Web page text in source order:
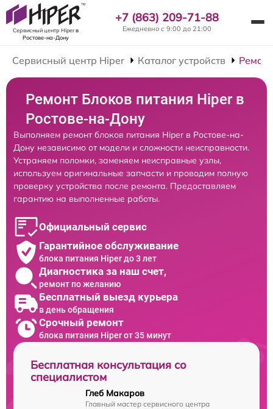
Сервисный центр Hiperв
Ростове-на-Дону
+7 (863) 209-71-88
Ежедневно с 9:00 до 21:00
Сервисный центр Hiper Каталог устройств
Ремонт Блоков питания Hiper в
Ростове-на-Дону
Выполняем ремонт блоков питания Hiper в Ростове-на-
Дону независимо от модели и сложности неисправности.
Устраняем поломки, заменяем неисправные узлы,
используем оригинальные запчасти и проводим полную
проверку устройства после ремонта. Предоставляем
гарантию на выполненные работы.
Официальный сервис
Гарантийное обслуживание
блока питания Hiper до 3 лет
Диагностика за наш счет,
ремонт по желанию
Бесплатный выезд курьера
в день обращения
Срочный ремонт
блока питания Hiper от 35 минут
Бесплатная консультация со
специалистом
Глеб Макаров
Главный мастер сервисного центра